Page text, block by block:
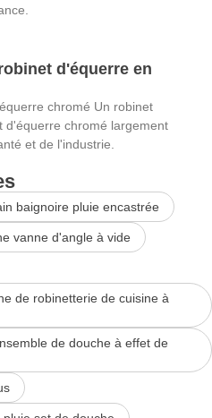
d'équerre en
chromé Un robinet
d'équerre chromé largement
et de l'industrie.
baignoire pluie encastrée
vanne d'angle à vide
de robinetterie de cuisine à
de douche à effet de